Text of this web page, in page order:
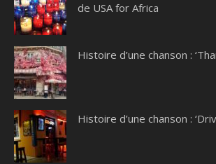
de USA for Africa
Histoire d’une chanson :
Histoire d’une chanson :